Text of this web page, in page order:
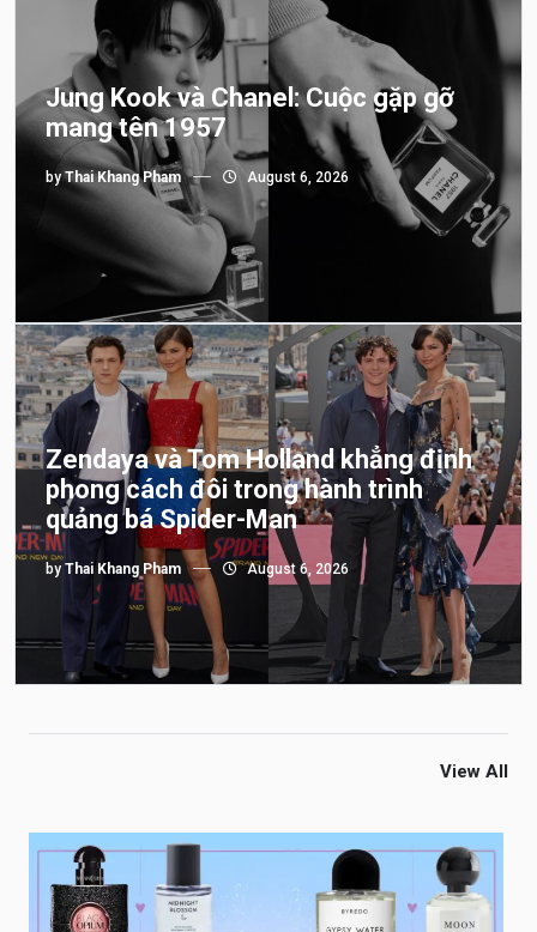
Jung Kook và Chanel: Cuộc gặp gỡ
mang tên 1957
byThai Khang Pham August 6, 2026
Zendaya và Tom Holland khẳng định
phong cách đôi trong hành trình
quảng bá Spider-Man
by Thai Khang Pham August 6, 2026
View All